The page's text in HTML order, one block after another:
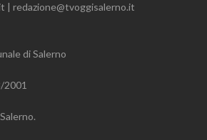
| redazione@tvoggisalerno.it
di Salerno
2001